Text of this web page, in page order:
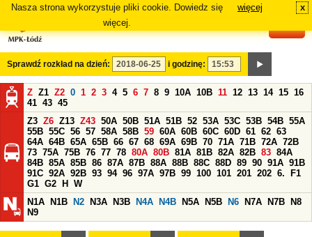
Nasza strona wykorzystuje pliki cookie. Dowiedz się
więcej.
więcej x
Sprawdź rozkład na dzień: i godzinę:
Z Z1 Z2 0 1 2 3 4 5 6 7 8 9 10A 10B 11 12 13 14 15 16
41 43 45
Z3 Z6 Z13 Z43 50A 50B 51A 51B 52 53A 53C 53B 54B 55A
55B 55C 56 57 58A 58B 59 60A 60B 60C 60D 61 62 63
64A 64B 65A 65B 66 67 68 69A 69B 70 71A 71B 72A 72B
73 75A 75B 76 77 78 80A 80B 81A 81B 82A 82B 83 84A
84B 85A 85B 86 87A 87B 88A 88B 88C 88D 89 90 91A 91B
91C 92A 92B 93 94 96 97A 97B 99 100 101 201 202 6.
F1
G1 G2 H
W
N1A
N1B N2 N3A N3B N4A N4B N5A N5B N6 N7A N7B
N8
N9